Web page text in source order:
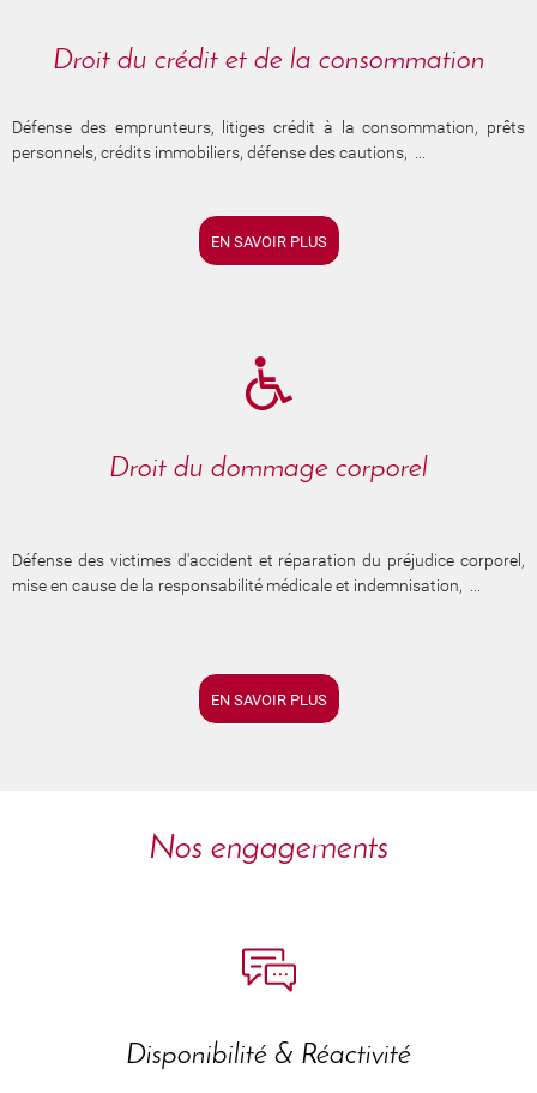
Droit du crédit et de la consommation
Défense des emprunteurs, litiges crédit à la consommation, prêts
personnels, crédits immobiliers, défense des cautions, ...
EN SAVOIR PLUS
Droit du dommage corporel
Défense des victimes d'accident et réparation du préjudice corporel,
mise en cause de la responsabilité médicale et indemnisation, ...
EN SAVOIR PLUS
Nos engagements
Disponibilité & Réactivité